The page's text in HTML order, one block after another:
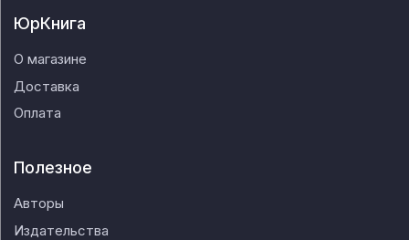
ЮрКнига
О магазине
Доставка
Оплата
Полезное
Авторы
Издательства